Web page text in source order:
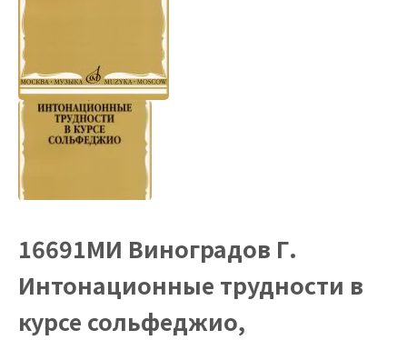
16691МИ Виноградов Г.
Интонационные трудности в
курсе сольфеджио,